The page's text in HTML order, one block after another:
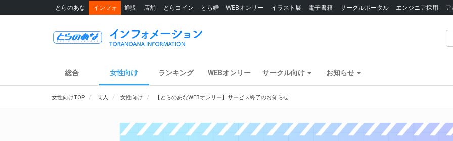
とらのあな インフォ 通販 店舗 とらコイン とら婚 WEBオンリー イラスト展 電子書籍 サークルポータル エンジニア採用
総合 女性向け ランキング WEBオンリー サークル向け お知らせ
女性向けTOP 同人 女性向け 【とらのあなWEBオンリー】サービス終了のお知らせ